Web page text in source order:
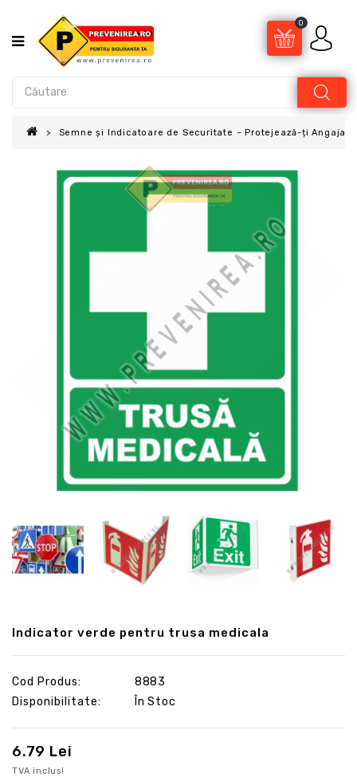
0
Semne și Indicatoare de Securitate – Protejează-ți
Indicator verde pentru trusa medicala
Cod Produs:
8883
Disponibilitate:
În Stoc
6.79 Lei
TVA inclus!